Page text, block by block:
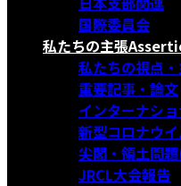
国際委員会
私たちの主張
私たちの視点
重要記事・論文
インターナシ
新型コロナウ
尖閣・領土問
JRCL大会報告